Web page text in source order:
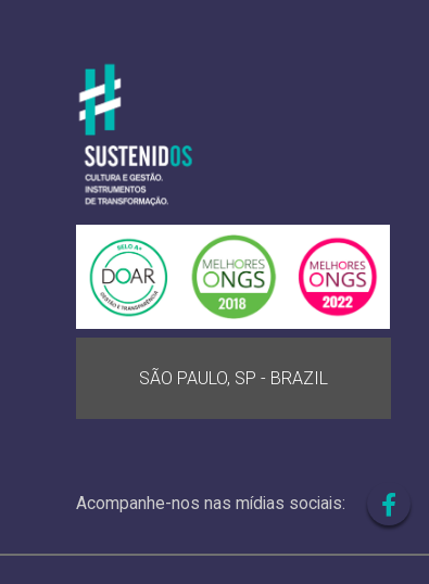
SÃO PAULO, SP - BRAZIL
Acompanhe-nos nas mídias sociais: